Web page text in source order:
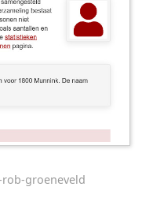
groeneveld